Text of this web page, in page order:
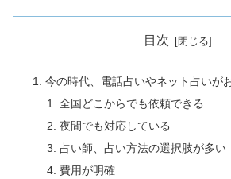
目次
今の時代、電話占いやネット占いが
全国どこからでも依頼できる
夜間でも対応している
占い師、占い方法の選択肢が多い
費用が明確